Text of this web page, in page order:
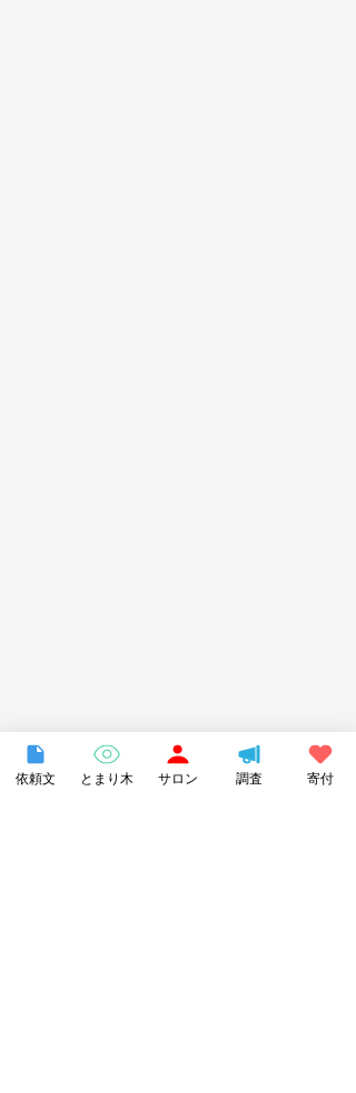
依頼文 とまり木 サロン 調査 寄付